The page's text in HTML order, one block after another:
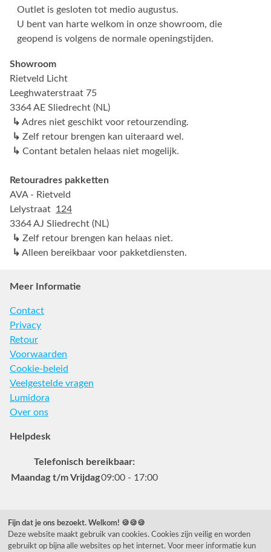
Outlet is gesloten tot medio augustus.
U bent van harte welkom in onze showroom, die
geopend is volgens de normale openingstijden.
Showroom
Rietveld Licht
Leeghwaterstraat 75
3364 AE Sliedrecht (NL)
↳ Adres niet geschikt voor retourzending.
↳ Zelf retour brengen kan uiteraard wel.
↳ Contant betalen helaas niet mogelijk.
Retouradres pakketten
AVA - Rietveld
Lelystraat 124
3364 AJ Sliedrecht (NL)
↳ Zelf retour brengen kan helaas niet.
↳ Alleen bereikbaar voor pakketdiensten.
Meer Informatie
Contact
Privacy
Retour
Voorwaarden
Cookie-beleid
Veelgestelde vragen
Lumidora
Over ons
Helpdesk
Telefonisch bereikbaar:
Maandag t/m Vrijdag09:00 - 17:00
Veelgestelde vragen
0031 78 615 44 15
Fijn dat je ons bezoekt. Welkom! 🍪🍪🍪
Deze website maakt gebruik van cookies. Cookies zijn veilig en worden
gebruikt op bijna alle websites op het internet. Voor meer informatie kun